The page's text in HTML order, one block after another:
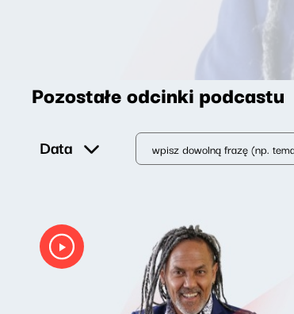
Pozostałe odcinki podcastu
Data